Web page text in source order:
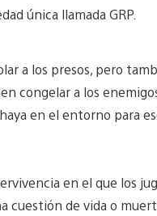
única llamada GRP.
a los presos, pero
congelar a los
en el entorno para
en el que los
cuestión de vida o